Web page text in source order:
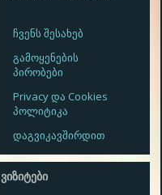
ჩვენს შესახებ
გამოყენების
პირობები
Privacy და Cookies
პოლიტიკა
დაგვიკავშირდით
ᲕᲘᲖᲘᲢᲔᲑᲘ